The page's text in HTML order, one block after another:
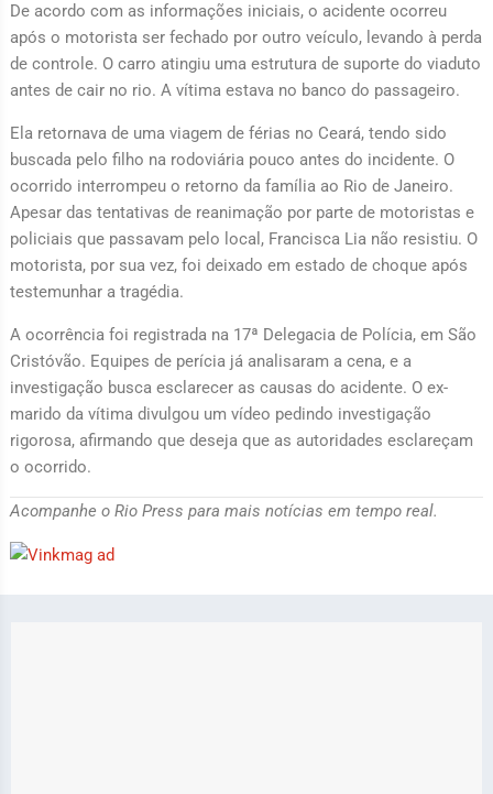
De acordo com as informações iniciais, o acidente ocorreu
após o motorista ser fechado por outro veículo, levando à perda
de controle. O carro atingiu uma estrutura de suporte do viaduto
antes de cair no rio. A vítima estava no banco do passageiro.
Ela retornava de uma viagem de férias no Ceará, tendo sido
buscada pelo filho na rodoviária pouco antes do incidente. O
ocorrido interrompeu o retorno da família ao Rio de Janeiro.
Apesar das tentativas de reanimação por parte de motoristas e
policiais que passavam pelo local, Francisca Lia não resistiu. O
motorista, por sua vez, foi deixado em estado de choque após
testemunhar a tragédia.
A ocorrência foi registrada na 17ª Delegacia de Polícia, em São
Cristóvão. Equipes de perícia já analisaram a cena, e a
investigação busca esclarecer as causas do acidente. O ex-
marido da vítima divulgou um vídeo pedindo investigação
rigorosa, afirmando que deseja que as autoridades esclareçam
o ocorrido.
Acompanhe o Rio Press para mais notícias em tempo real.